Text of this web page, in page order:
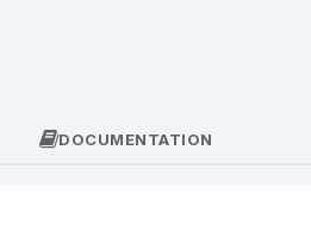
DOCUMENTATION